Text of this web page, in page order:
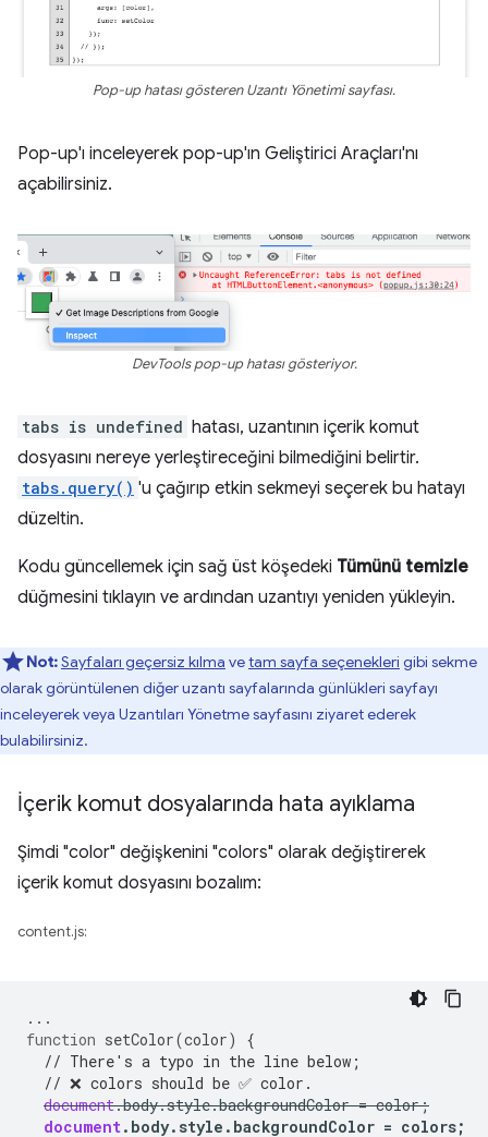
Pop-up hatası gösteren Uzantı Yönetimi sayfası.
Pop-up'ı inceleyerek pop-up'ın Geliştirici Araçları'nı
açabilirsiniz.
DevTools pop-up hatası gösteriyor.
tabs is undefined hatası, uzantının içerik komut
dosyasını nereye yerleştireceğini bilmediğini belirtir.
tabs.query() 'u çağırıp etkin sekmeyi seçerek bu hatayı
düzeltin.
Kodu güncellemek için sağ üst köşedeki Tümünü temizle
düğmesini tıklayın ve ardından uzantıyı yeniden yükleyin.
Not:Sayfaları geçersiz kılma vetam sayfa seçenekleri gibi sekme
olarak görüntülenen diğer uzantı sayfalarında günlükleri sayfayı
inceleyerek veya Uzantıları Yönetme sayfasını ziyaret ederek
bulabilirsiniz.
İçerik komut dosyalarında hata ayıklama
Şimdi "color" değişkenini "colors" olarak değiştirerek
içerik komut dosyasını bozalım:
content.js:
...
function setColor(color)
{
// There's a typo in the line below;
// ❌ colors should be ✅ color.
document.body.style.backgroundColor = color;
document. body. style . backgroundColor = colors;